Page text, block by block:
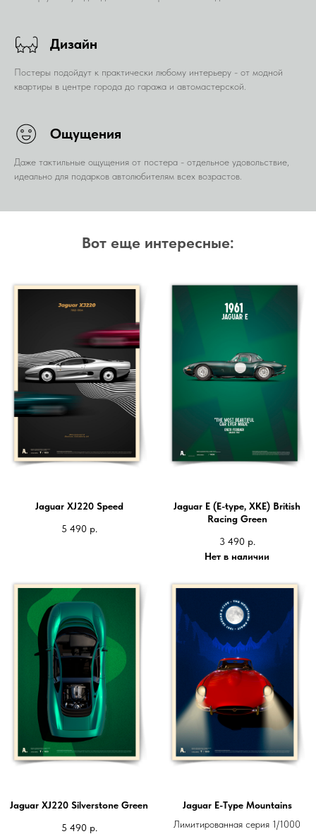
Дизайн
Постеры подойдут к практически любому интерьеру - от модной
квартиры в центре города до гаража и автомастерской.
Ощущения
Даже тактильные ощущения от постера - отдельное удовольствие,
идеально для подарков автолюбителям всех возрастов.
Вот еще интересные:
Jaguar XJ220 Speed
5 490 р.
Jaguar E (E-type, XKE) British
Racing Green
3 490 р.
Нет в наличии
Jaguar XJ220 Silverstone Green
5 490 р.
Jaguar E-Type Mountains
Лимитированная серия 1/1000